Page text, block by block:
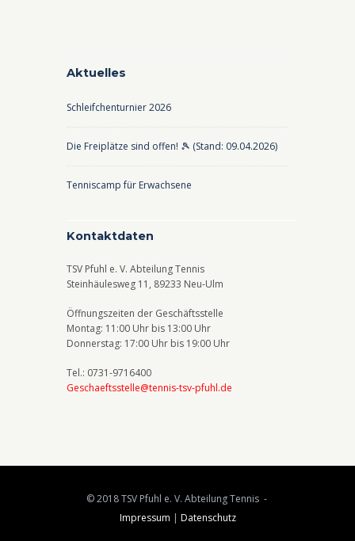
Aktuelles
Schleifchenturnier 2026
Die Freiplätze sind offen! 🎾 (Stand: 09.04.2026)
Tenniscamp für Erwachsene
Kontaktdaten
TSV Pfuhl e. V. Abteilung Tennis
Steinhäulesweg 11, 89233 Neu-Ulm
Öffnungszeiten der Geschäftsstelle
Montag: 11:00 Uhr bis 13:00 Uhr
Donnerstag: 17:00 Uhr bis 19:00 Uhr
Tel.: 0731-9716400
Geschaeftsstelle@tennis-tsv-pfuhl.de
© 2018 TSV Pfuhl e. V. Abteilung Tennis -
Impressum | Datenschutz